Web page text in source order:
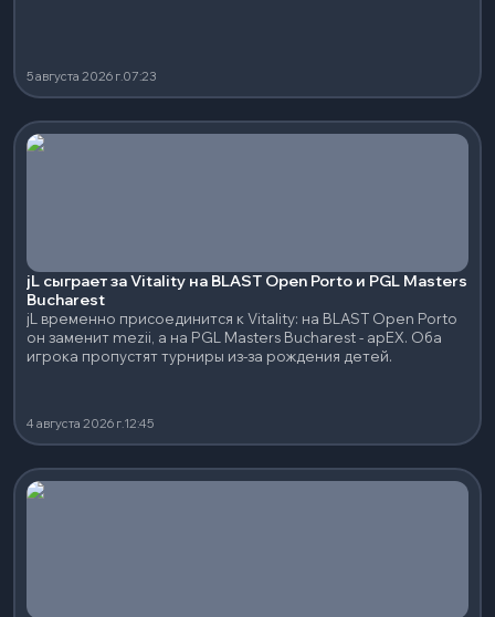
5 августа 2026 г.07:23
jL сыграет за Vitality на BLAST Open Porto и PGL Masters
Bucharest
jL временно присоединится к Vitality: на BLAST Open Porto
он заменит mezii, а на PGL Masters Bucharest - apEX. Оба
игрока пропустят турниры из-за рождения детей.
4 августа 2026 г.12:45